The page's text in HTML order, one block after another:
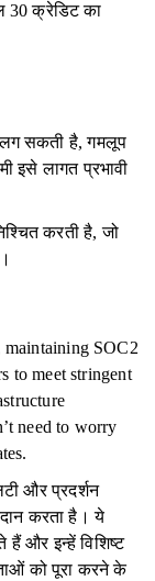
30 क्रेडिट का
लग सकती है, गमलूप
इसे लागत प्रभावी
करती है, जो
maintaining SOC2
to meet stringent
need to worry
और प्रदर्शन
करता है। ये
और इन्हें विशिष्ट
को पूरा करने के